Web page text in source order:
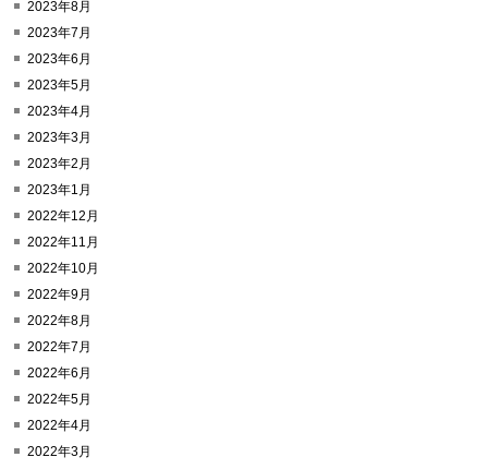
2023年8月
2023年7月
2023年6月
2023年5月
2023年4月
2023年3月
2023年2月
2023年1月
2022年12月
2022年11月
2022年10月
2022年9月
2022年8月
2022年7月
2022年6月
2022年5月
2022年4月
2022年3月